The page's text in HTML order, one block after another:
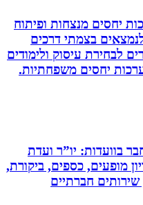
יחסים מנצחות ופיתוח
בצמתי דרכים
לבחירת עיסוק ולימודים
יחסים משפחתיות.
בוועדות: יו”ר ועדת
מופעים, כספים, ביקורת,
חברתיים